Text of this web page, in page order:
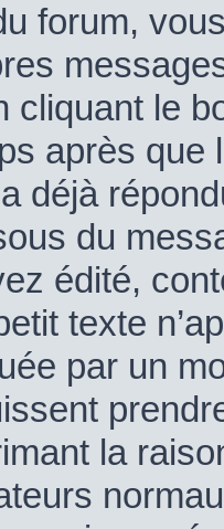
forum,
cliquant le
après que
déjà
du
édité,
texte
par un
la